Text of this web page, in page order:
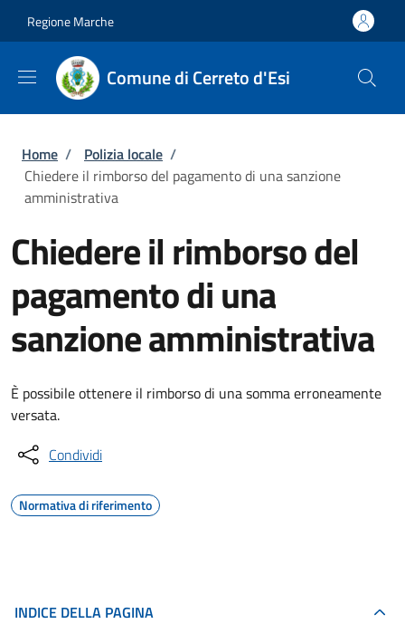
Regione Marche
Comune di Cerreto d'Esi
Briciole di pane
Home / Polizia locale /
Chiedere il rimborso del pagamento di una sanzione
amministrativa
Chiedere il rimborso del
pagamento di una
sanzione amministrativa
È possibile ottenere il rimborso di una somma erroneamente
versata.
Condividi
Normativa di riferimento
INDICE DELLA PAGINA